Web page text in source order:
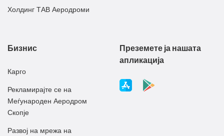
Холдинг ТАВ Аеродроми
Бизнис
Карго
Рекламирајте се на
Меѓународен Аеродром
Скопје
Развој на мрежа на
Преземете ја нашата
апликација